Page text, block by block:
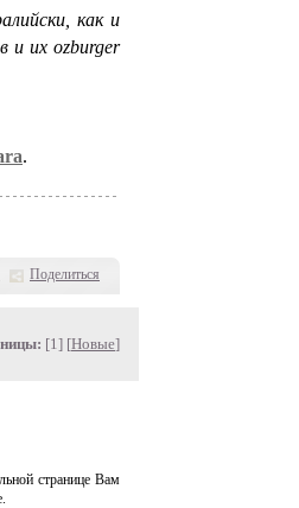
как и
и их ozburger
.
Поделиться
[1] [Новые]
странице Вам